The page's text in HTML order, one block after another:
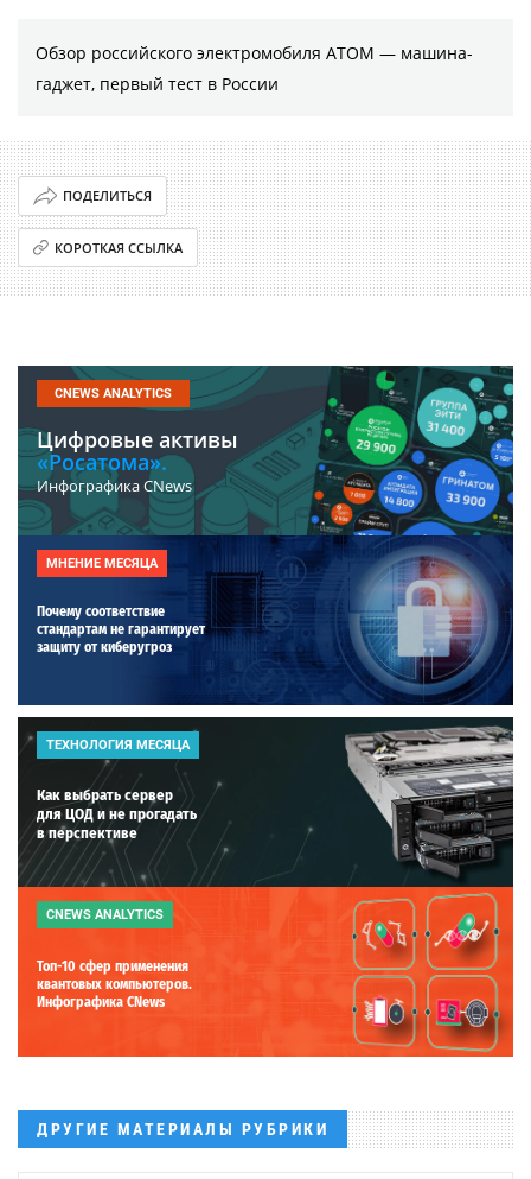
Обзор российского электромобиля АТОМ — машина-
гаджет, первый тест в России
ПОДЕЛИТЬСЯ
КОРОТКАЯ ССЫЛКА
CNEWS ANALYTICS
Цифровые активы
«Росатома».
Инфографика CNews
МНЕНИЕ МЕСЯЦА
Почему соответствие
стандартам не гарантирует
защиту от киберугроз
ТЕХНОЛОГИЯ МЕСЯЦА
Как выбрать сервер
для ЦОД и не прогадать
в перспективе
CNEWS ANALYTICS
Топ-10 сфер применения
квантовых компьютеров.
Инфографика CNews
ДРУГИЕ МАТЕРИАЛЫ РУБРИКИ